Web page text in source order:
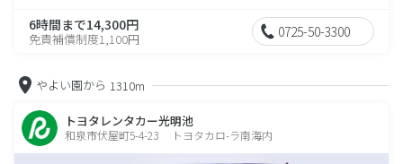
6時間まで14,300円
免責補償制度1,100円 0725-50-3300
やよい園から 1310m
トヨタレンタカー光明池
和泉市伏屋町5-4-23 トヨタカロ-ラ南海内